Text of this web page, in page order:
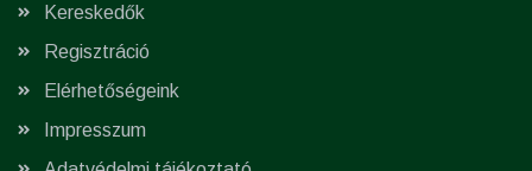
Kereskedők
Regisztráció
Elérhetőségeink
Impresszum